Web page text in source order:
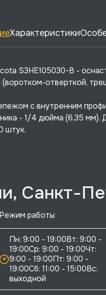
Характеристики
S3HE105030-B -
отверткой,
с внутренним
- 1/4 дюйма (6,35 мм).
штук.
Санкт-
Режим работы
Пн: 9:00 - 19:00Вт: 9:00 -
19:00Ср: 9:00 - 19:00Чт:
9:00 - 19:00Пт: 9:00 -
19:00Сб: 11:00 - 15:00Вс:
выходной